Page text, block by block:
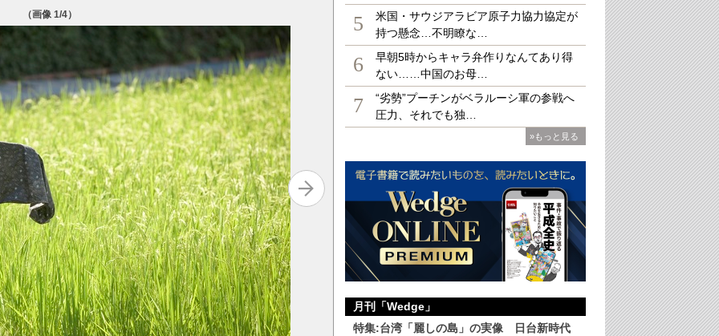
（画像1/4）
シンポジウムで登壇したロザリー・エラサスさん（右）とファウシク・レスタリさん（筆者
5
米国・サウジアラビア原子力協力協定が
持つ懸念…不明瞭な…
6
早朝5時からキャラ弁作りなんてあり得
ない……中国のお母…
7
“劣勢”プーチンがベラルーシ軍の参戦へ
圧力、それでも独…
»もっと見る
月刊「Wedge」
特集:台湾「麗しの島」の実像 日台新時代